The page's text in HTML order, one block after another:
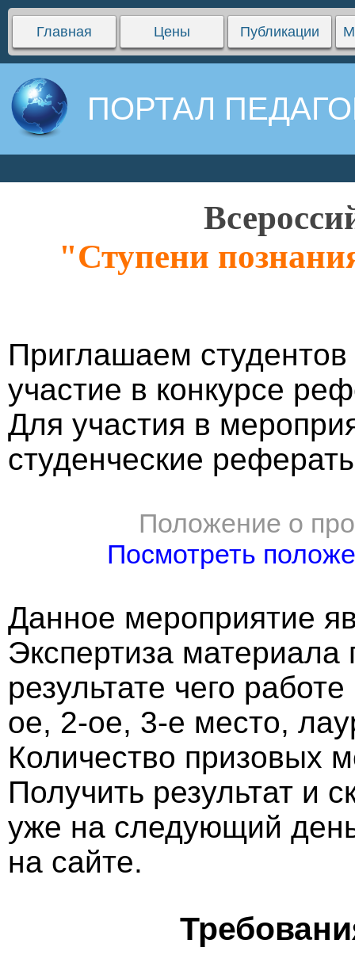
Главная Цены Публикации
ПОРТАЛ
"Ступени
Приглашаем
участие в конкурсе
Для участия в
студенческие
Положение о
Посмотреть
Данное мероприятие
Экспертиза
результате чего
ое, 2-ое, 3-е место,
Количество призовых
Получить результат и
уже на следующий
на сайте.